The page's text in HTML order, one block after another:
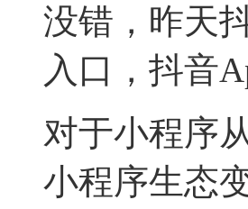
没错，昨天
入口，抖音
对于小程序
小程序生态